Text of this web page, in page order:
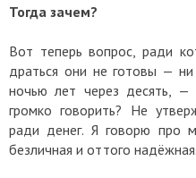
Тогда зачем?
Вот теперь вопрос, ради
драться они не готовы —
ночью лет через десять,
громко говорить? Не
ради денег. Я говорю про
безличная и оттого надёжная.